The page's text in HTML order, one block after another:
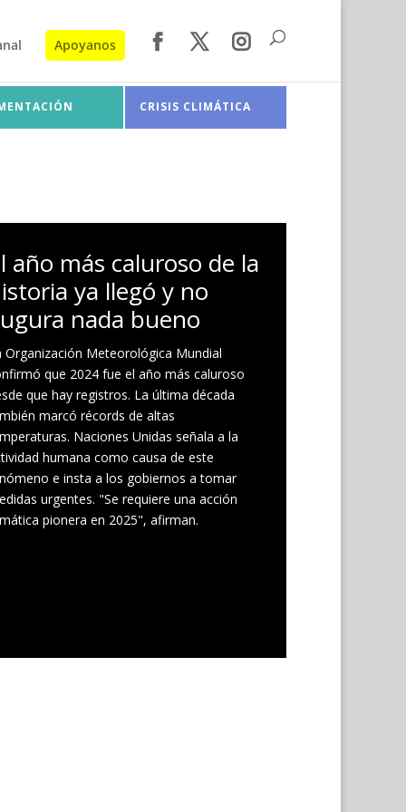
Apoyanos
CRISIS CLIMÁTICA
año más caluroso de la
ya llegó y no
nada bueno
Organización Meteorológica Mundial
que 2024 fue el año más caluroso
que hay registros. La última década
marcó récords de altas
Naciones Unidas señala a la
humana como causa de este
e insta a los gobiernos a tomar
urgentes. "Se requiere una acción
pionera en 2025", afirman.